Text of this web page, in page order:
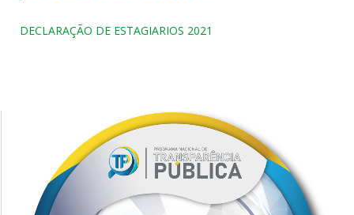
DECLARAÇÃO DE ESTAGIARIOS 2021